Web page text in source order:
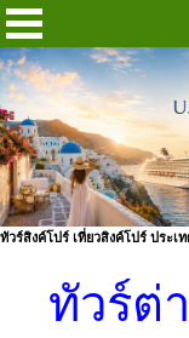
ทัวร์สิงค์โปร์ เที่ยวสิงค์โปร์ ประเ
ทัวร์ต่